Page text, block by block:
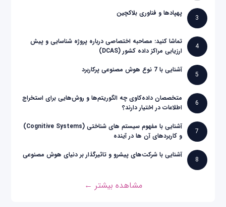
3
پهپادها و فناوری بلاکچین
4
تماشا کنید: مصاحبه اختصاصی درباره پروژه شناسایی و پیش
ارزیابی مراکز داده کشور (DCAS)
5
آشنایی با 7 نوع هوش مصنوعی پرکاربرد
6
متخصصان داده‌کاوی چه الگوریتم‌ها و روش‌هایی برای استخراج
اطلاعات در اختیار دارند؟
7
آشنایی با مفهوم سیستم های شناختی (Cognitive Systems)
و کاربردهای آن ها در آینده
8
آشنایی با شرکت‌های پیشرو و تاثیرگذار بر دنیای هوش مصنوعی
مشاهده بیشتر ←